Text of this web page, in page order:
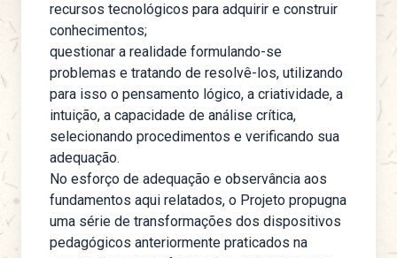
recursos tecnológicos para adquirir e construir
conhecimentos;
questionar a realidade formulando-se
problemas e tratando de resolvê-los, utilizando
para isso o pensamento lógico, a criatividade, a
intuição, a capacidade de análise crítica,
selecionando procedimentos e verificando sua
adequação.
No esforço de adequação e observância aos
fundamentos aqui relatados, o Projeto propugna
uma série de transformações dos dispositivos
pedagógicos anteriormente praticados na